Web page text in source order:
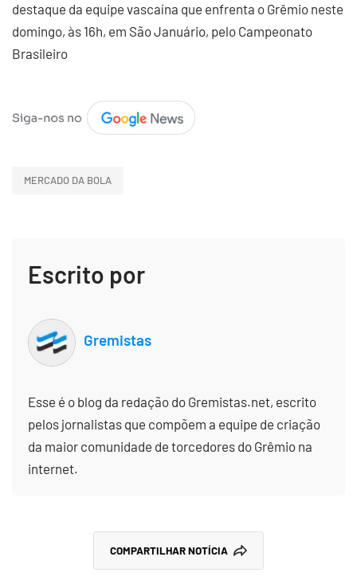
destaque da equipe vascaína que enfrenta o Grêmio neste
domingo, às 16h, em São Januário, pelo Campeonato
Brasileiro
MERCADO DA BOLA
Escrito por
Gremistas
Esse é o blog da redação do Gremistas.net, escrito
pelos jornalistas que compõem a equipe de criação
da maior comunidade de torcedores do Grêmio na
internet.
COMPARTILHAR NOTÍCIA